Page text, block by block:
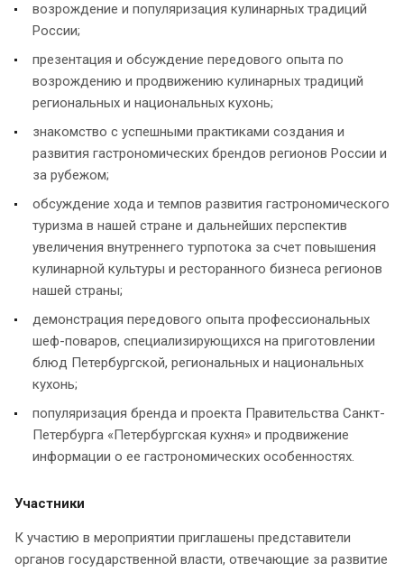
возрождение и популяризация кулинарных традиций
России;
презентация и обсуждение передового опыта по
возрождению и продвижению кулинарных традиций
региональных и национальных кухонь;
знакомство с успешными практиками создания и
развития гастрономических брендов регионов России и
за рубежом;
обсуждение хода и темпов развития гастрономического
туризма в нашей стране и дальнейших перспектив
увеличения внутреннего турпотока за счет повышения
кулинарной культуры и ресторанного бизнеса регионов
нашей страны;
демонстрация передового опыта профессиональных
шеф-поваров, специализирующихся на приготовлении
блюд Петербургской, региональных и национальных
кухонь;
популяризация бренда и проекта Правительства Санкт-
Петербурга «Петербургская кухня» и продвижение
информации о ее гастрономических особенностях.
Участники
К участию в мероприятии приглашены представители
органов государственной власти, отвечающие за развитие